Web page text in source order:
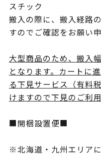
スチック
搬入の際に、搬入経路
すのでご確認をお願い申
大型商品のため、搬入
となります。カートに
る下見サービス（有料
けますので下見のご利
■開梱設置便■
※北海道・九州エリア